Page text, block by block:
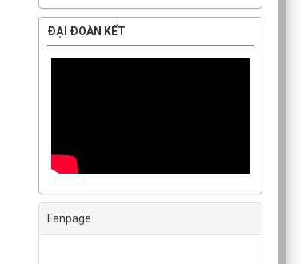
ĐẠI ĐOÀN KẾT
Fanpage